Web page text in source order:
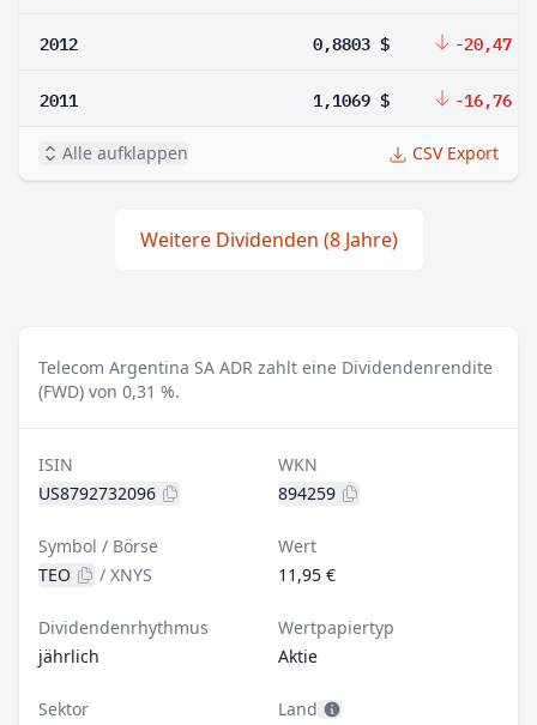
2012 0,8803 $ -20,47 %
2011 1,1069 $ -16,76 %
Alle aufklappen CSV Export
Weitere Dividenden (8 Jahre)
Telecom Argentina SA ADR zahlt eine Dividendenrendite
(FWD) von 0,31 %.
ISIN
US8792732096
WKN
894259
Symbol / Börse
TEO
/ XNYS
Wert
11,95 €
Dividendenrhythmus
jährlich
Wertpapiertyp
Aktie
Sektor
Land